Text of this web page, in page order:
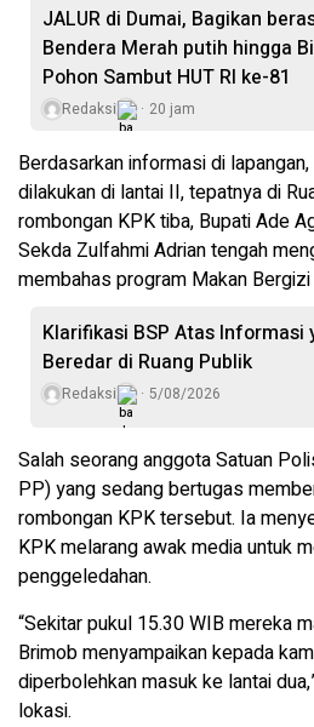
JALUR di Dumai, Bagikan
Bendera Merah putih hingga
Pohon Sambut HUT RI ke-81
Redaksi 20 jam
Berdasarkan informasi di
dilakukan di lantai II, tepatnya di
rombongan KPK tiba, Bupati Ade
Sekda Zulfahmi Adrian tengah
membahas program Makan Bergizi
Klarifikasi BSP Atas Informasi
Beredar di Ruang Publik
Redaksi 5/08/2026
Salah seorang anggota Satuan
PP) yang sedang bertugas
rombongan KPK tersebut. Ia
KPK melarang awak media untuk
penggeledahan.
“Sekitar pukul 15.30 WIB mereka
Brimob menyampaikan kepada
diperbolehkan masuk ke lantai
lokasi.